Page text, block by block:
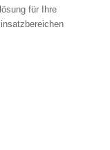
für Ihre